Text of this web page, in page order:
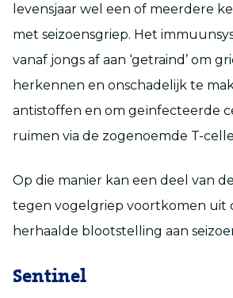
levensjaar wel een of meerdere
met seizoensgriep. Het
vanaf jongs af aan ‘getraind’ om
herkennen en onschadelijk te
antistoffen en om geïnfecteerde
ruimen via de zogenoemde T-
Op die manier kan een deel van
tegen vogelgriep voortkomen uit
herhaalde blootstelling aan
Sentinel